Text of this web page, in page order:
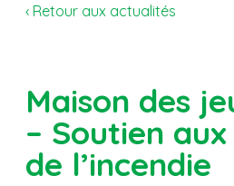
‹ Retour aux actualités
Maison des
– Soutien
de l’incendie